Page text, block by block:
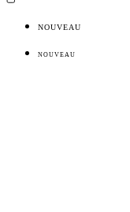
NOUVEAU
NOUVEAU